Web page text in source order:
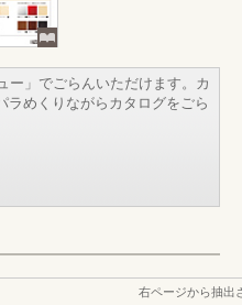
ー」でごらんいただけます。カ
ラめくりながらカタログをごら
右ページから抽出